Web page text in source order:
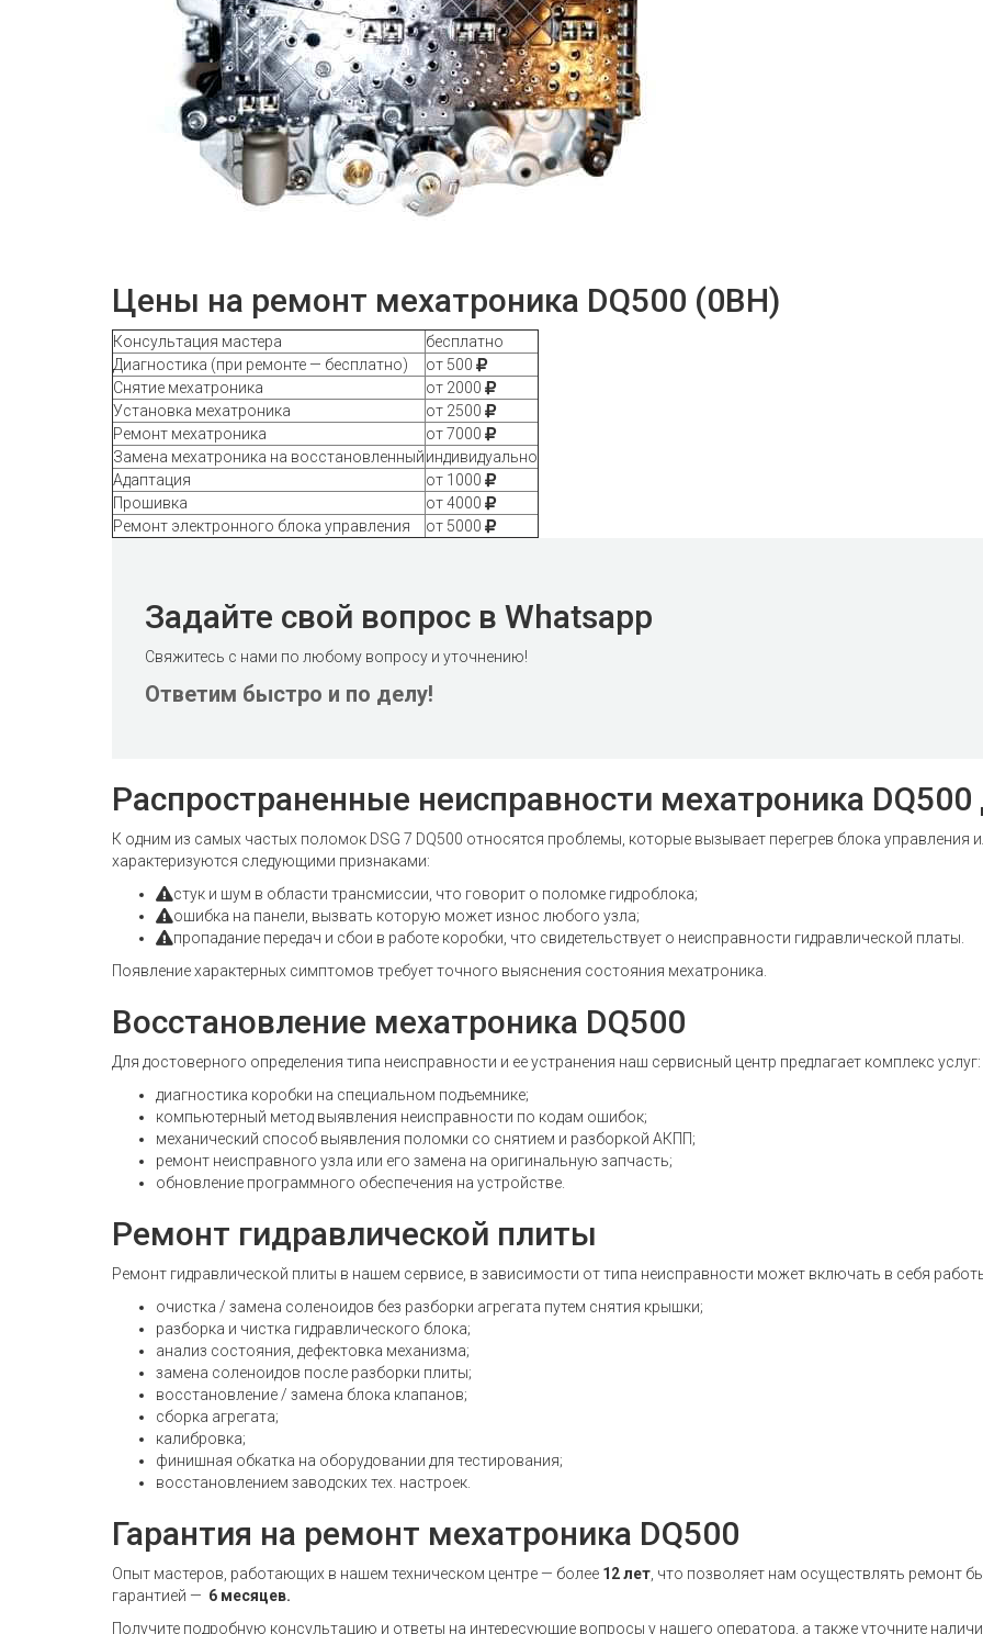
Цены на ремонт мехатроника DQ500 (0BH)
Консультация мастера
бесплатно
Диагностика (при ремонте — бесплатно)
от 500
Снятие мехатроника
от 2000
Установка мехатроника
от 2500
Ремонт мехатроника
от 7000
Замена мехатроника на восстановленныйиндивидуально
Адаптация
от 1000
Прошивка
от 4000
Ремонт электронного блока управления
от 5000
Задайте свой вопрос в Whatsapp
Свяжитесь с нами по любому вопросу и уточнению!
Ответим быстро и по делу!
Распространенные неисправности мехатроника
К одним из самых частых поломок DSG 7 DQ500 относятся проблемы, которые вызывает перегрев блока
характеризуются следующими признаками:
стук и шум в области трансмиссии, что говорит о поломке гидроблока;
ошибка на панели, вызвать которую может износ любого узла;
пропадание передач и сбои в работе коробки, что свидетельствует о неисправности гидравлической платы.
Появление характерных симптомов требует точного выяснения состояния мехатроника.
Восстановление мехатроника DQ500
Для достоверного определения типа неисправности и ее устранения наш сервисный центр предлагает комплекс услуг:
диагностика коробки на специальном подъемнике;
компьютерный метод выявления неисправности по кодам ошибок;
механический способ выявления поломки со снятием и разборкой АКПП;
ремонт неисправного узла или его замена на оригинальную запчасть;
обновление программного обеспечения на устройстве.
Ремонт гидравлической плиты
Ремонт гидравлической плиты в нашем сервисе, в зависимости от типа неисправности может включать в себя
очистка / замена соленоидов без разборки агрегата путем снятия крышки;
разборка и чистка гидравлического блока;
анализ состояния, дефектовка механизма;
замена соленоидов после разборки плиты;
восстановление / замена блока клапанов;
сборка агрегата;
калибровка;
финишная обкатка на оборудовании для тестирования;
восстановлением заводских тех. настроек.
Гарантия на ремонт мехатроника DQ500
Опыт мастеров, работающих в нашем техническом центре — более 12 лет , что позволяет нам осуществлять ремонт
гарантией — 6 месяцев.
Получите подробную консультацию и ответы на интересующие вопросы у нашего оператора, а также уточните